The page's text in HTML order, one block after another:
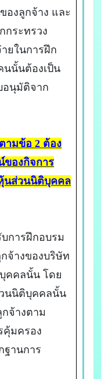
องลูกจ้าง และ
กระทรวง
ยในการฝึก
นนั้นต้องเป็น
อนุมัติจาก
ามข้อ 2 ต้อง
ของกิจการ
นส่วนนิติบุคคล
บการฝึกอบรม
จ้างของบริษัท
คคลนั้น โดย
นนิติบุคคลนั้น
จ้างตาม
คุ้มครอง
ฐานการ